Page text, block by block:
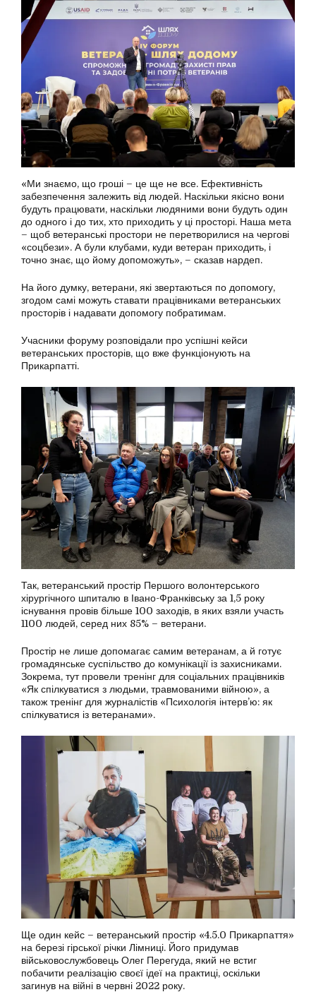
«Ми знаємо, що гроші – це ще не все. Ефективність
забезпечення залежить від людей. Наскільки якісно вони
будуть працювати, наскільки людяними вони будуть один
до одного і до тих, хто приходить у ці просторі. Наша мета
– щоб ветеранські простори не перетворилися на чергові
«соцбези». А були клубами, куди ветеран приходить, і
точно знає, що йому допоможуть», – сказав нардеп.
На його думку, ветерани, які звертаються по допомогу,
згодом самі можуть ставати працівниками ветеранських
просторів і надавати допомогу побратимам.
Учасники форуму розповідали про успішні кейси
ветеранських просторів, що вже функціонують на
Прикарпатті.
Так, ветеранський простір Першого волонтерського
хірургічного шпиталю в Івано-Франківську за 1,5 року
існування провів більше 100 заходів, в яких взяли участь
1100 людей, серед них 85% – ветерани.
Простір не лише допомагає самим ветеранам, а й готує
громадянське суспільство до комунікації із захисниками.
Зокрема, тут провели тренінг для соціальних працівників
«Як спілкуватися з людьми, травмованими війною», а
також тренінг для журналістів «Психологія інтерв’ю: як
спілкуватися із ветеранами».
Ще один кейс – ветеранський простір «4.5.0 Прикарпаття»
на березі гірської річки Лімниці. Його придумав
військовослужбовець Олег Перегуда, який не встиг
побачити реалізацію своєї ідеї на практиці, оскільки
загинув на війні в червні 2022 року.